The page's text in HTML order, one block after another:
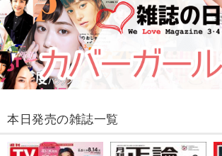
本日発売の雑誌一覧